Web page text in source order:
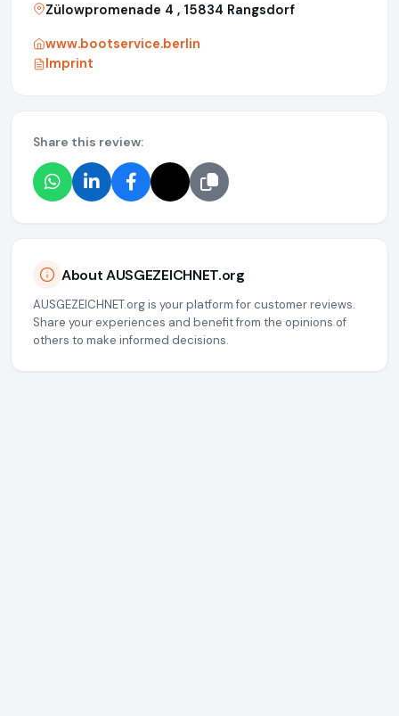
Zülowpromenade 4 , 15834 Rangsdorf
www.bootservice.berlin
Imprint
Share this review:
About AUSGEZEICHNET.org
AUSGEZEICHNET.org is your platform for customer reviews.
Share your experiences and benefit from the opinions of
others to make informed decisions.